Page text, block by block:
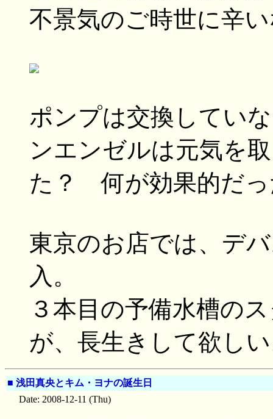
不景気のご時世に辛
ポンプは交換してい
ンエンゼルは元気を
た？ 何が効果的だっ
東京のお店では、デ
入。
３本目の予備水槽の
が、長生きして欲し
■ 浅田真央とキム・ヨナの誕生日
Date: 2008-12-11 (Thu)